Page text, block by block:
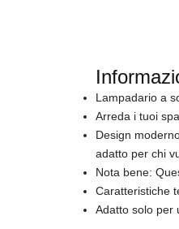
Lampadario a
Arreda i tuoi
Design
adatto per chi
Nota bene:
Caratteristiche
Adatto solo per